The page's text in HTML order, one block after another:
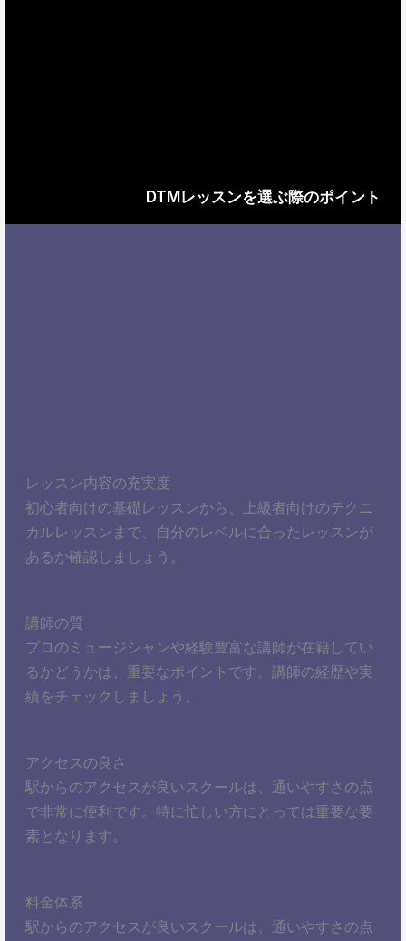
DTMレッスンを選ぶ際のポイント
レッスン内容の充実度
初心者向けの基礎レッスンから、上級者向けのテクニ
カルレッスンまで、自分のレベルに合ったレッスンが
あるか確認しましょう。
講師の質
プロのミュージシャンや経験豊富な講師が在籍してい
るかどうかは、重要なポイントです。講師の経歴や実
績をチェックしましょう。
アクセスの良さ
駅からのアクセスが良いスクールは、通いやすさの点
で非常に便利です。特に忙しい方にとっては重要な要
素となります。
料金体系
駅からのアクセスが良いスクールは、通いやすさの点